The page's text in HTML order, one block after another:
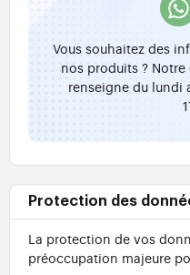
Vous souhaitez des
nos produits ?
renseigne du lundi
Protection des
La protection de vos
préoccupation majeure